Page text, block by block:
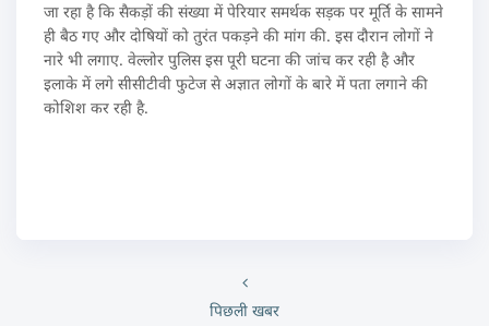
जा रहा है कि सैकड़ों की संख्‍या में पेरियार समर्थक सड़क पर मूर्ति के सामने
ही बैठ गए और दोषियों को तुरंत पकड़ने की मांग की. इस दौरान लोगों ने
नारे भी लगाए. वेल्लोर पुलिस इस पूरी घटना की जांच कर रही है और
इलाके में लगे सीसीटीवी फुटेज से अज्ञात लोगों के बारे में पता लगाने की
कोशिश कर रही है.
पिछली खबर